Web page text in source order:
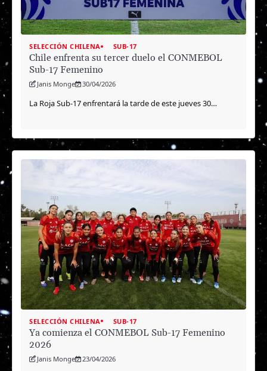
SELECCIÓN CHILENA SUB-17
Chile enfrenta su tercer duelo el CONMEBOL
Sub-17 Femenino
Janis Monge 30/04/2026
La Roja Sub-17 enfrentará la tarde de este jueves 30…
SELECCIÓN CHILENA SUB-17
Ya comienza el CONMEBOL Sub-17 Femenino
2026
Janis Monge 23/04/2026